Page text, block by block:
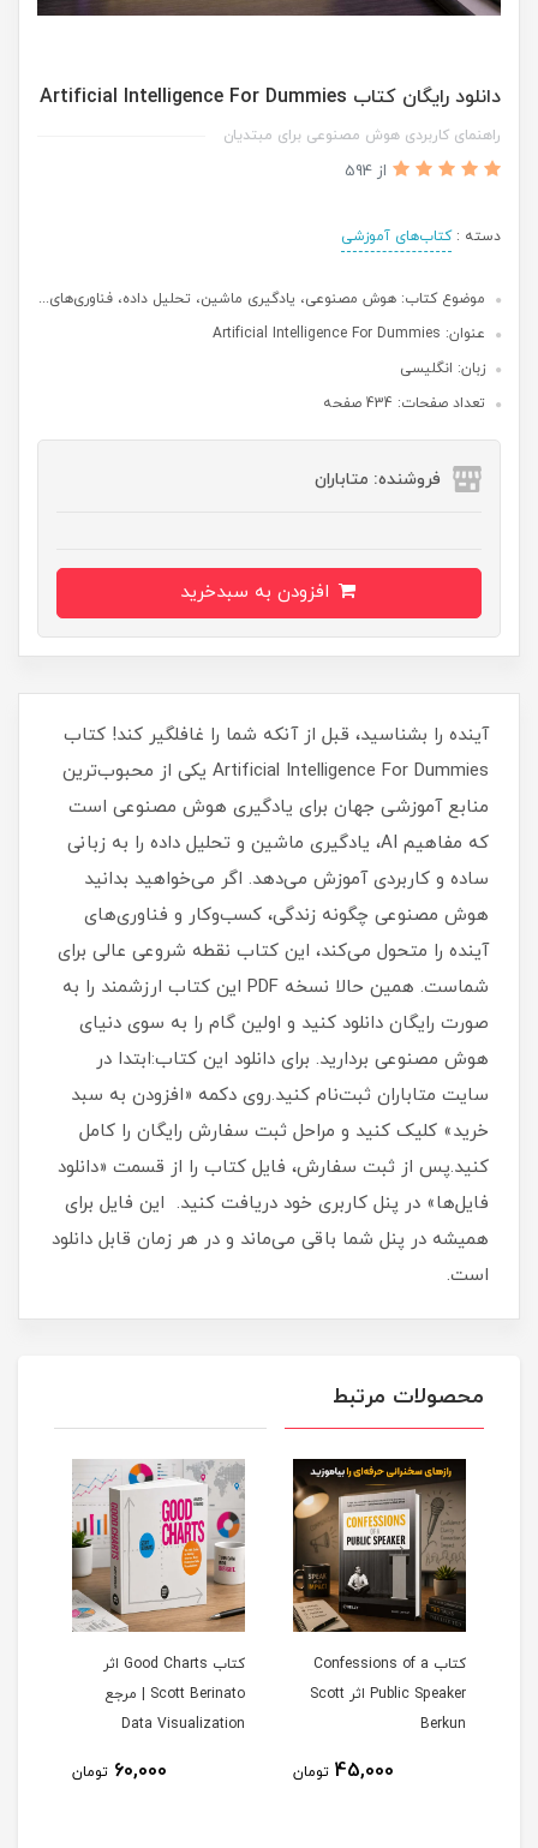
دانلود رایگان کتاب Artificial Intelligence For Dummies
راهنمای کاربردی هوش مصنوعی برای مبتدیان
از 594
دسته :کتاب‌های آموزشی
موضوع کتاب: هوش مصنوعی، یادگیری ماشین، تحلیل داده، فناوری‌های...
عنوان: Artificial Intelligence For Dummies
زبان: انگلیسی
تعداد صفحات: 434 صفحه
فروشنده: متاباران
آینده را بشناسید، قبل از آنکه شما را غافلگیر کند! کتاب
Artificial Intelligence For Dummies یکی از محبوب‌ترین
منابع آموزشی جهان برای یادگیری هوش مصنوعی است
که مفاهیم AI، یادگیری ماشین و تحلیل داده را به زبانی
ساده و کاربردی آموزش می‌دهد. اگر می‌خواهید بدانید
هوش مصنوعی چگونه زندگی، کسب‌وکار و فناوری‌های
آینده را متحول می‌کند، این کتاب نقطه شروعی عالی برای
شماست. همین حالا نسخه PDF این کتاب ارزشمند را به
صورت رایگان دانلود کنید و اولین گام را به سوی دنیای
هوش مصنوعی بردارید. برای دانلود این کتاب:ابتدا در
سایت متاباران ثبت‌نام کنید.روی دکمه «افزودن به سبد
خرید» کلیک کنید و مراحل ثبت سفارش رایگان را کامل
کنید.پس از ثبت سفارش، فایل کتاب را از قسمت «دانلود
فایل‌ها» در پنل کاربری خود دریافت کنید. این فایل برای
همیشه در پنل شما باقی می‌ماند و در هر زمان قابل دانلود
است.
محصولات مرتبط
کتاب Confessions of a
Public Speaker اثر Scott
Berkun
45,000 تومان
کتاب Good Charts اثر
Scott Berinato | مرجع
Data Visualization
60,000 تومان